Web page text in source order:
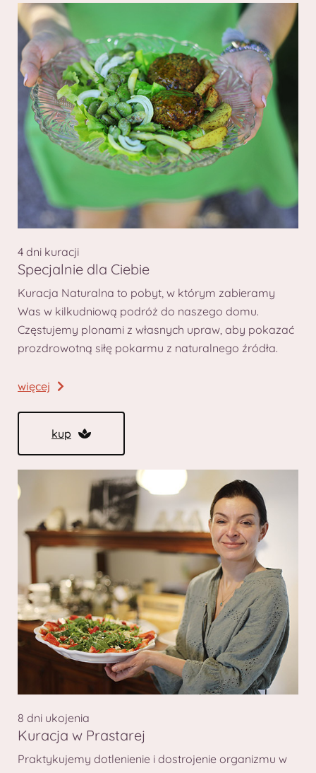
4 dni kuracji
Specjalnie dla Ciebie
Kuracja Naturalna to pobyt, w którym zabieramy
Was w kilkudniową podróż do naszego domu.
Częstujemy plonami z własnych upraw, aby pokazać
prozdrowotną siłę pokarmu z naturalnego źródła.
więcej
kup
8 dni ukojenia
Kuracja w Prastarej
Praktykujemy dotlenienie i dostrojenie organizmu w